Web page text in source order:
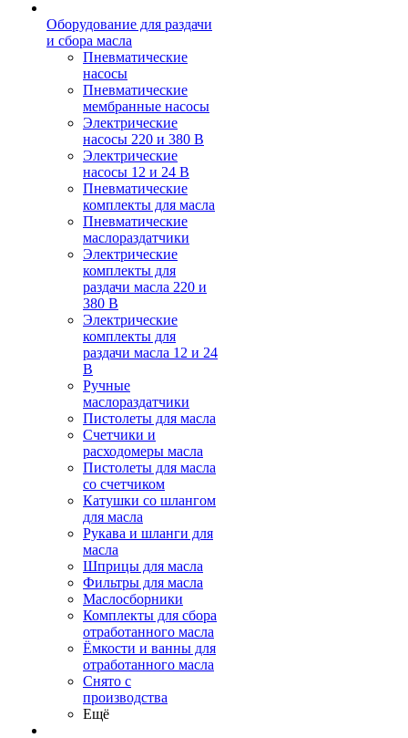
Оборудование для раздачи
и сбора масла
Пневматические
насосы
Пневматические
мембранные насосы
Электрические
насосы 220 и 380 В
Электрические
насосы 12 и 24 В
Пневматические
комплекты для масла
Пневматические
маслораздатчики
Электрические
комплекты для
раздачи масла 220 и
380 В
Электрические
комплекты для
раздачи масла 12 и 24
В
Ручные
маслораздатчики
Пистолеты для масла
Счетчики и
расходомеры масла
Пистолеты для масла
со счетчиком
Катушки со шлангом
для масла
Рукава и шланги для
масла
Шприцы для масла
Фильтры для масла
Маслосборники
Комплекты для сбора
отработанного масла
Ёмкости и ванны для
отработанного масла
Снято с
производства
Ещё